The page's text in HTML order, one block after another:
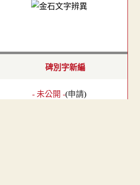
碑別字新編
- 未公開 -(申請)